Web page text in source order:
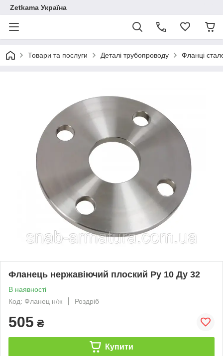
Zetkama Україна
Товари та послуги Деталі трубопроводу Фланці
Фланець нержавіючий плоский Ру 10 Ду 32
В наявності
Код: Фланец н/ж
Роздріб
505 ₴
Купити